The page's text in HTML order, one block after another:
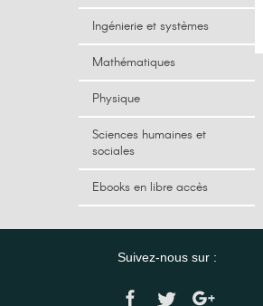
Ingénierie et systèmes
Mathématiques
Physique
Sciences humaines et
sociales
Ebooks en libre accès
Suivez-nous sur :